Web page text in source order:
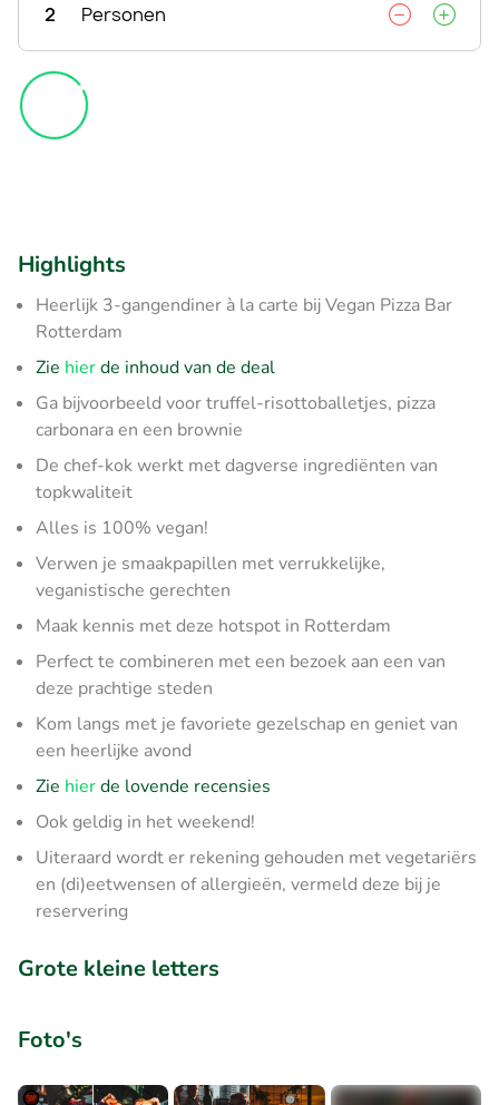
2 Personen
Highlights
Heerlijk 3-gangendiner à la carte bij Vegan Pizza Bar
Rotterdam
Zie hierde inhoud van de deal
Ga bijvoorbeeld voor truffel-risottoballetjes, pizza
carbonara en een brownie
De chef-kok werkt met dagverse ingrediënten van
topkwaliteit
Alles is 100% vegan!
Verwen je smaakpapillen met verrukkelijke,
veganistische gerechten
Maak kennis met deze hotspot in Rotterdam
Perfect te combineren met een bezoek aan een van
deze prachtige steden
Kom langs met je favoriete gezelschap en geniet van
een heerlijke avond
Zie hierde lovende recensies
Ook geldig in het weekend!
Uiteraard wordt er rekening gehouden met vegetariërs
en (di)eetwensen of allergieën, vermeld deze bij je
reservering
Grote kleine letters
Foto's